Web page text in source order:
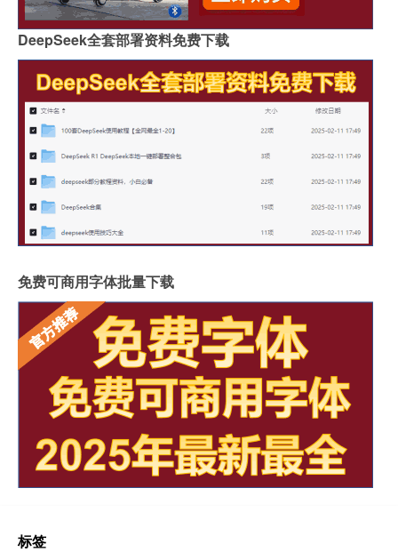
DeepSeek全套部署资料免费下载
免费可商用字体批量下载
标签